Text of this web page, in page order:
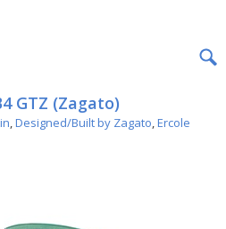
GTZ (Zagato)
,Designed/Built by Zagato,Ercole